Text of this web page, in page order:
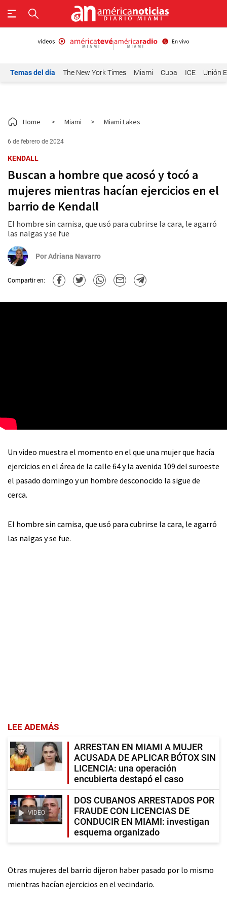
Temas del día The New York Times Miami Cuba ICE Unión
Home > Miami > Miami Lakes
6 de febrero de 2024
KENDALL
Buscan a hombre que acosó y tocó a
mujeres mientras hacían ejercicios en el
barrio de Kendall
El hombre sin camisa, que usó para cubrirse la cara, le agarró
las nalgas y se fue
PorAdriana Navarro
Compartir en:
Un video muestra el momento en el que una mujer que hacía
ejercicios en el área de la calle 64 y la avenida 109 del suroeste
el pasado domingo y un hombre desconocido la sigue de
cerca.
El hombre sin camisa, que usó para cubrirse la cara, le agarró
las nalgas y se fue.
LEE ADEMÁS
ARRESTAN EN MIAMI A MUJER
ACUSADA DE APLICAR BÓTOX SIN
LICENCIA: una operación
encubierta destapó el caso
VIDEO
DOS CUBANOS ARRESTADOS POR
FRAUDE CON LICENCIAS DE
CONDUCIR EN MIAMI: investigan
esquema organizado
Otras mujeres del barrio dijeron haber pasado por lo mismo
mientras hacían ejercicios en el vecindario.